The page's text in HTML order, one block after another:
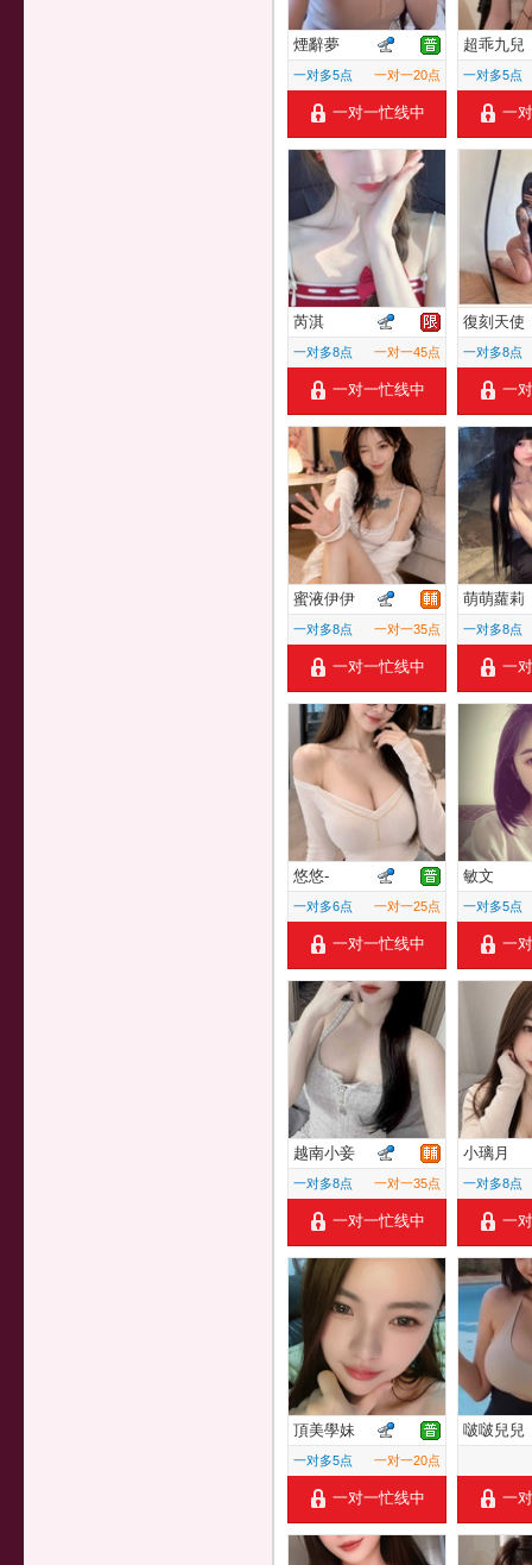
煙辭夢
一对多5点 一对一20点
一对一忙线中
超乖九兒
一对多5点
一
芮淇
一对多8点 一对一45点
一对一忙线中
復刻天使
一对多8点
一
蜜液伊伊
一对多8点 一对一35点
一对一忙线中
萌萌蘿莉
一对多8点
一
悠悠-
一对多6点 一对一25点
一对一忙线中
敏文
一对多5点
一
越南小妾
一对多8点 一对一35点
一对一忙线中
小璃月
一对多8点
一
頂美學妹
一对多5点 一对一20点
一对一忙线中
啵啵兒兒
一